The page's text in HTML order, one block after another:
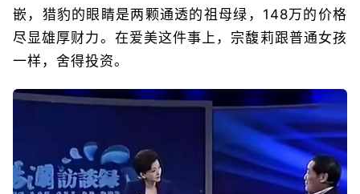
嵌，猎豹的眼睛是两颗通透的祖母绿，148万的价格
尽显雄厚财力。在爱美这件事上，宗馥莉跟普通女孩
一样，舍得投资。